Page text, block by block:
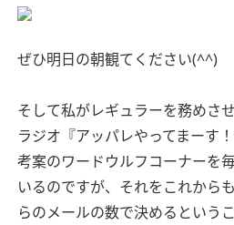
ぜひ明日の朝観てください(^^)
そして私がレギュラーを務めさ
ラジオ『アッパレやってまーす
考案のワードウルフコーナーを
いるのですが、それをこれから
らのメールの数で決めるという